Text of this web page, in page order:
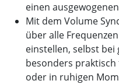
einen
Mit dem Volume
über alle
einstellen, selbst
besonders
oder in ruhigen